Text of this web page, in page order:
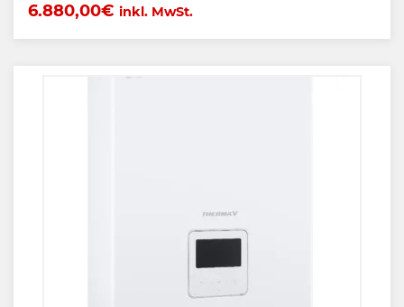
6.880,00€ inkl. MwSt.